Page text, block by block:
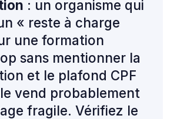
: un organisme qui
« reste à charge
une formation
sans mentionner la
et le plafond CPF
vend probablement
fragile. Vérifiez le